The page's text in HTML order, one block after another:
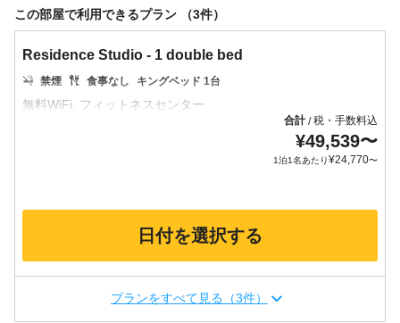
この部屋で利用できるプラン （3件）
Residence Studio - 1 double bed
禁煙 食事なし キングベッド 1台
合計/税・手数料込
¥49,539〜
1泊1名あたり¥24,770〜
日付を選択する
プランをすべて見る（3件）